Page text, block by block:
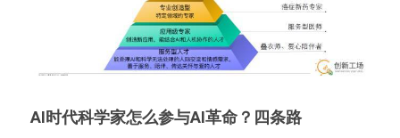
AI时代科学家怎么参与AI革命？四条路